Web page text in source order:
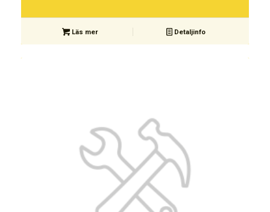
Läs mer Detaljinfo